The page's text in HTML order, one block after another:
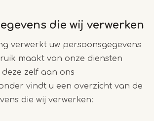
die wij verwerken
verwerkt uw persoonsgegevens
maakt van onze diensten
zelf aan ons
vindt u een overzicht van de
die wij verwerken: